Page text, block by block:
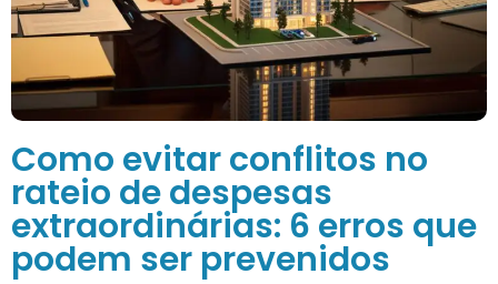
Como evitar conflitos no
rateio de despesas
extraordinárias: 6 erros que
podem ser prevenidos